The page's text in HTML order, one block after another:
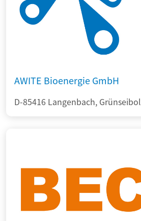
AWITE Bioenergie GmbH
D-85416 Langenbach,